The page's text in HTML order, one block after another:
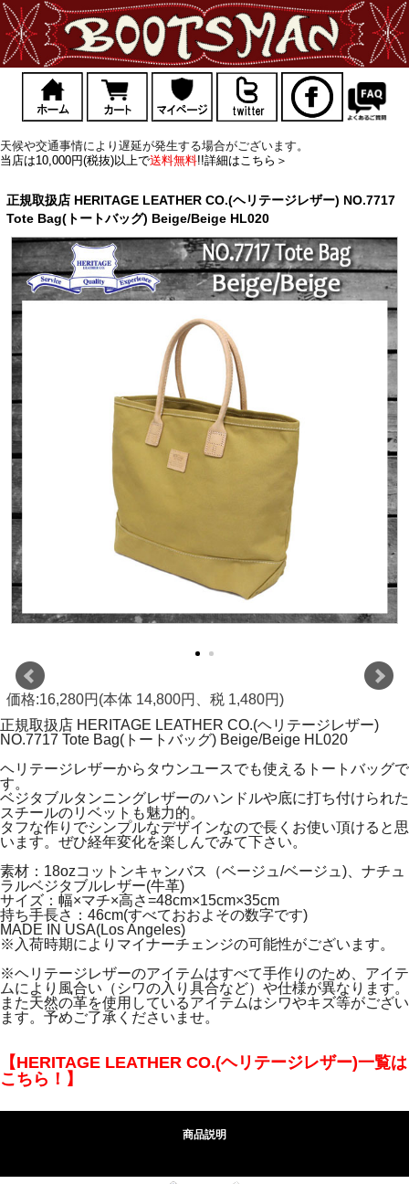
天候や交通事情により遅延が発生する場合がございます。
当店は10,000円(税抜)以上で送料無料!!詳細はこちら＞
正規取扱店 HERITAGE LEATHER CO.(ヘリテージレザー) NO.7717
Tote Bag(トートバッグ) Beige/Beige HL020
価格:16,280円(本体 14,800円、税 1,480円)
正規取扱店 HERITAGE LEATHER CO.(ヘリテージレザー)
NO.7717 Tote Bag(トートバッグ) Beige/Beige HL020
ヘリテージレザーからタウンユースでも使えるトートバッグで
す。
ベジタブルタンニングレザーのハンドルや底に打ち付けられた
スチールのリベットも魅力的。
タフな作りでシンプルなデザインなので長くお使い頂けると思
います。ぜひ経年変化を楽しんでみて下さい。
素材：18ozコットンキャンバス（ベージュ/ベージュ)、ナチュ
ラルベジタブルレザー(牛革)
サイズ：幅×マチ×高さ=48cm×15cm×35cm
持ち手長さ：46cm(すべておおよその数字です)
MADE IN USA(Los Angeles)
※入荷時期によりマイナーチェンジの可能性がございます。
※ヘリテージレザーのアイテムはすべて手作りのため、アイテ
ムにより風合い（シワの入り具合など）や仕様が異なります。
また天然の革を使用しているアイテムはシワやキズ等がござい
ます。予めご了承くださいませ。
【HERITAGE LEATHER CO.(ヘリテージレザー)一覧は
こちら！】
商品説明